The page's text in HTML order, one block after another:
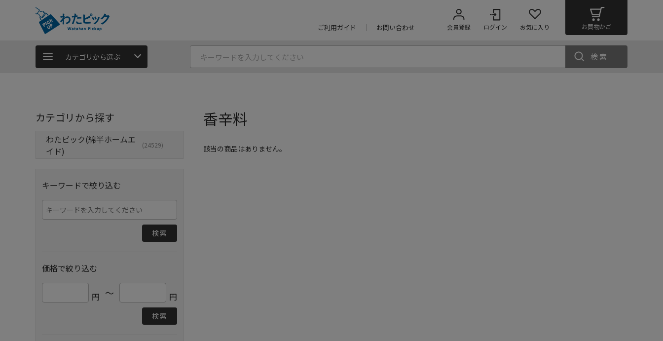
ご利用ガイド お問い合わせ 会員登録 ログイン お気に入り お買物かご
カテゴリから選ぶ 検索
カテゴリから探す
わたピック(綿半ホームエ
イド)
(24529)
キーワードで絞り込む
検索
価格で絞り込む
円 ～ 円
検索
香辛料
該当の商品はありません。